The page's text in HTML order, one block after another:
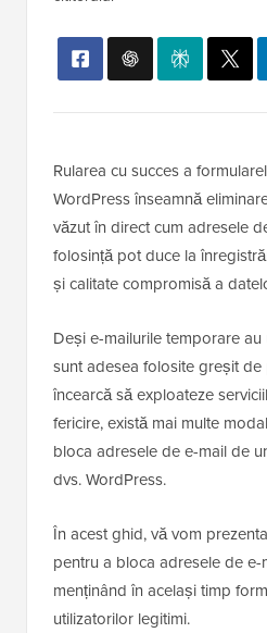
Rularea cu succes a
WordPress înseamnă
văzut în direct cum adresele
folosință pot duce la
și calitate compromisă a
Deși e-mailurile temporare au
sunt adesea folosite greșit
încearcă să exploateze
fericire, există mai multe
bloca adresele de e-mail de
dvs. WordPress.
În acest ghid, vă vom
pentru a bloca adresele de
menținând în același timp
utilizatorilor legitimi.